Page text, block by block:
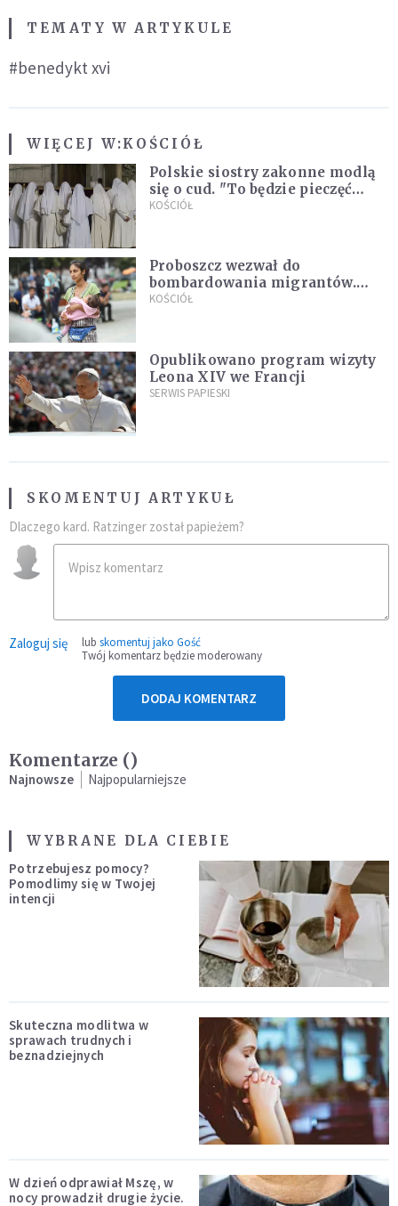
TEMATY W ARTYKULE
#benedykt xvi
WIĘCEJ W:KOŚCIÓŁ
Polskie siostry zakonne modlą
się o cud. "To będzie pieczęć
Pana Boga dla naszej wiary"
KOŚCIÓŁ
Proboszcz wezwał do
bombardowania migrantów.
"Masowy ogień przeciwko
KOŚCIÓŁ
Opublikowano program wizyty
Leona XIV we Francji
SERWIS PAPIESKI
SKOMENTUJ ARTYKUŁ
Dlaczego kard. Ratzinger został papieżem?
Zaloguj się lub skomentuj jako Gość
Twój komentarz będzie moderowany
DODAJ KOMENTARZ
Komentarze ()
Najnowsze Najpopularniejsze
WYBRANE DLA CIEBIE
Potrzebujesz pomocy?
Pomodlimy się w Twojej
intencji
Skuteczna modlitwa w
sprawach trudnych i
beznadziejnych
W dzień odprawiał Mszę, w
nocy prowadził drugie życie.